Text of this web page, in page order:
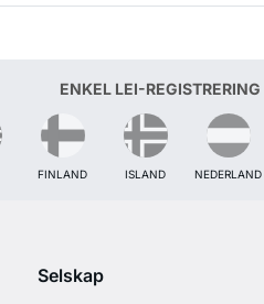
ENKEL LEI-
FINLAND ISLAND NEDERLAND
Selskap